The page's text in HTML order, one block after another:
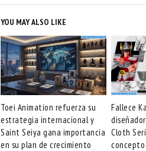
YOU MAY ALSO LIKE
Toei Animation refuerza su
estrategia internacional y
Saint Seiya gana importancia
en su plan de crecimiento
Fallece
Cloth
concepto